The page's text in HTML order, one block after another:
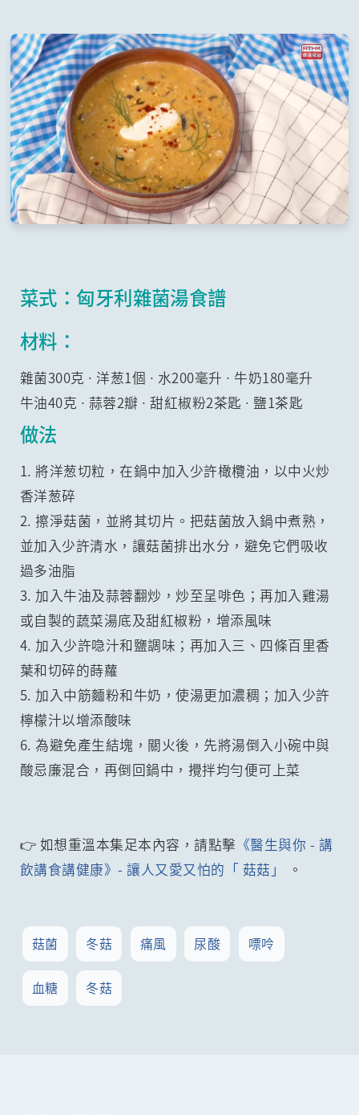
菜式：匈牙利雜菌湯食譜
材料：
雜菌300克 ∙ 洋葱1個 ∙ 水200毫升 ∙ 牛奶180毫升
牛油40克 ∙ 蒜蓉2瓣 ∙ 甜紅椒粉2茶匙 ∙ 鹽1茶匙
做法
1. 將洋葱切粒，在鍋中加入少許橄欖油，以中火炒
香洋葱碎
2. 擦淨菇菌，並將其切片。把菇菌放入鍋中煮熟，
並加入少許清水，讓菇菌排出水分，避免它們吸收
過多油脂
3. 加入牛油及蒜蓉翻炒，炒至呈啡色；再加入雞湯
或自製的蔬菜湯底及甜紅椒粉，增添風味
4. 加入少許喼汁和鹽調味；再加入三、四條百里香
葉和切碎的蒔蘿
5. 加入中筋麵粉和牛奶，使湯更加濃稠；加入少許
檸檬汁以增添酸味
6. 為避免產生結塊，關火後，先將湯倒入小碗中與
酸忌廉混合，再倒回鍋中，攪拌均勻便可上菜
👉 如想重溫本集足本內容，請點擊 《醫生與你 - 講
飲講食講健康》- 讓人又愛又怕的「 菇菇」
。
菇菌 冬菇 痛風 尿酸 嘌呤
血糖 冬菇